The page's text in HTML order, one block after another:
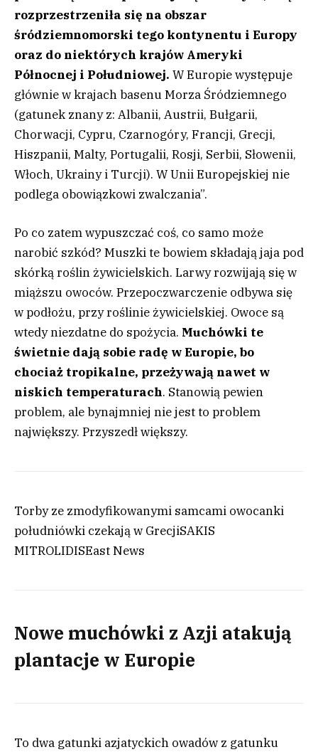
rozprzestrzeniła się na obszar
śródziemnomorski tego kontynentu i Europy
oraz do niektórych krajów Ameryki
Północnej i Południowej. W Europie występuje
głównie w krajach basenu Morza Śródziemnego
(gatunek znany z: Albanii, Austrii, Bułgarii,
Chorwacji, Cypru, Czarnogóry, Francji, Grecji,
Hiszpanii, Malty, Portugalii, Rosji, Serbii, Słowenii,
Włoch, Ukrainy i Turcji). W Unii Europejskiej nie
podlega obowiązkowi zwalczania”.
Po co zatem wypuszczać coś, co samo może
narobić szkód? Muszki te bowiem składają jaja pod
skórką roślin żywicielskich. Larwy rozwijają się w
miąższu owoców. Przepoczwarczenie odbywa się
w podłożu, przy roślinie żywicielskiej. Owoce są
wtedy niezdatne do spożycia. Muchówki te
świetnie dają sobie radę w Europie, bo
chociaż tropikalne, przeżywają nawet w
niskich temperaturach. Stanowią pewien
problem, ale bynajmniej nie jest to problem
największy. Przyszedł większy.
Torby ze zmodyfikowanymi samcami owocanki
południówki czekają w GrecjiSAKIS
MITROLIDISEast News
Nowe muchówki z Azji atakują
plantacje w Europie
To dwa gatunki azjatyckich owadów z gatunku